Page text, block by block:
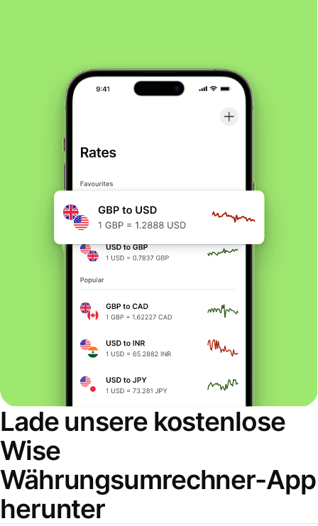
Lade unsere kostenlose
Wise
Währungsumrechner-App
herunter